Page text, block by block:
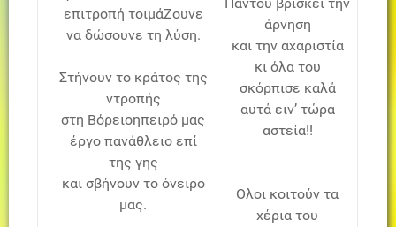
επιτροπή τοιμάΖουνε
να δώσουνε τη λύση.
Στήνουν το κράτος της
ντροπής
στη Βόρειοηπειρό μας
έργο πανάθλειο επί
της γης
και σβήνουν το όνειρο
μας.
άρνηση
και την αχαριστία
κι όλα του
σκόρπισε καλά
αυτά ειν’ τώρα
αστεία!!
Ολοι κοιτούν τα
χέρια του